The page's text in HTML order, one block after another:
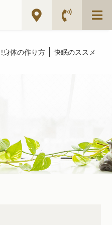
身体の作り方
快眠のススメ